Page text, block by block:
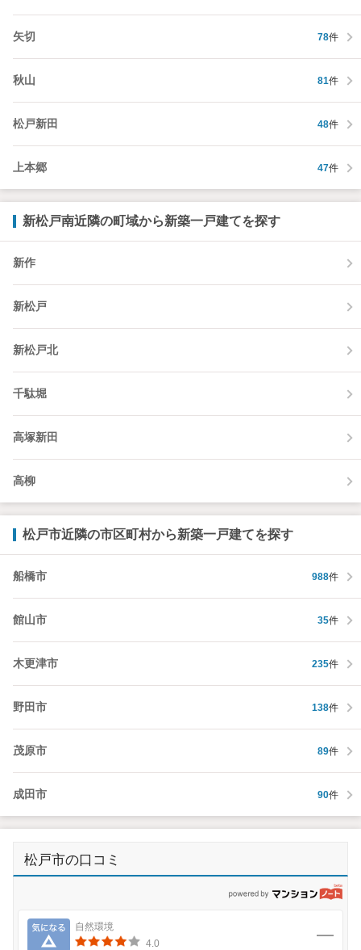
矢切 78件
秋山 81件
松戸新田 48件
上本郷 47件
新松戸南近隣の町域から新築一戸建てを探す
新作
新松戸
新松戸北
千駄堀
高塚新田
高柳
松戸市近隣の市区町村から新築一戸建てを探す
船橋市 988件
館山市 35件
木更津市 235件
野田市 138件
茂原市 89件
成田市 90件
松戸市の口コミ
気になる
自然環境
4.0